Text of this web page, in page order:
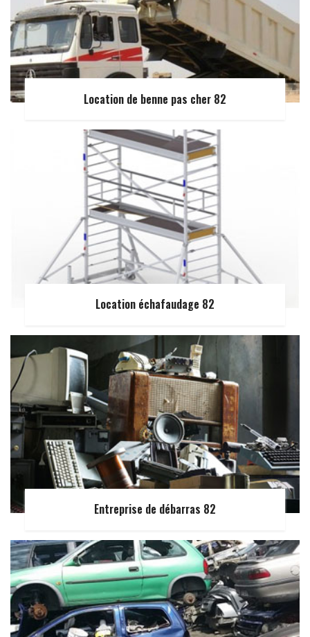
Location de benne pas cher 82
Location échafaudage 82
Entreprise de débarras 82